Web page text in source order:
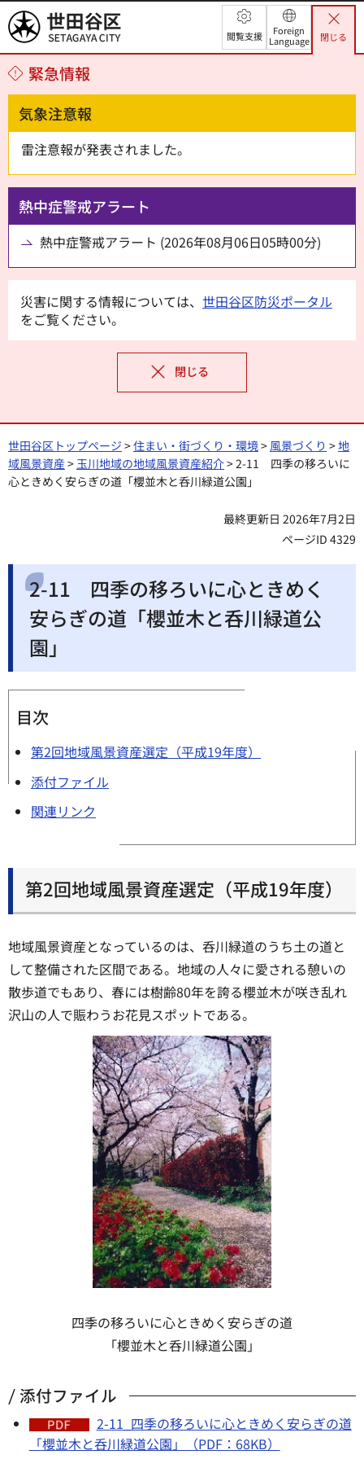
世田谷区 閲覧支援
Foreign
Language
閉じる
緊急情報
気象注意報
雷注意報が発表されました。
熱中症警戒アラート
熱中症警戒アラート (2026年08月06日05時00分)
災害に関する情報については、 世田谷区防災ポータル
をご覧ください。
閉じる
世田谷区トップページ >住まい・街づくり・環境> 風景づくり >地
域風景資産>玉川地域の地域風景資産紹介> 2-11 四季の移ろいに
心ときめく安らぎの道「櫻並木と呑川緑道公園」
最終更新日 2026年7月2日
ページID 4329
2-11 四季の移ろいに心ときめく
安らぎの道「櫻並木と呑川緑道公
園」
目次
第2回地域風景資産選定（平成19年度）
添付ファイル
関連リンク
第2回地域風景資産選定（平成19年度）
地域風景資産となっているのは、呑川緑道のうち土の道と
して整備された区間である。地域の人々に愛される憩いの
散歩道でもあり、春には樹齢80年を誇る櫻並木が咲き乱れ
沢山の人で賑わうお花見スポットである。
四季の移ろいに心ときめく安らぎの道
「櫻並木と呑川緑道公園」
添付ファイル
2-11_四季の移ろいに心ときめく安らぎの道
「櫻並木と呑川緑道公園」（PDF：68KB）